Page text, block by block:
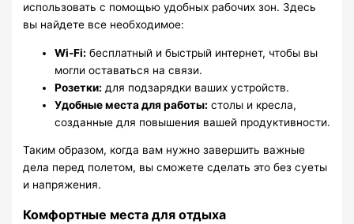
использовать с помощью удобных рабочих зон. Здесь
вы найдете все необходимое:
Wi-Fi: бесплатный и быстрый интернет, чтобы вы
могли оставаться на связи.
Розетки: для подзарядки ваших устройств.
Удобные места для работы: столы и кресла,
созданные для повышения вашей продуктивности.
Таким образом, когда вам нужно завершить важные
дела перед полетом, вы сможете сделать это без суеты
и напряжения.
Комфортные места для отдыха